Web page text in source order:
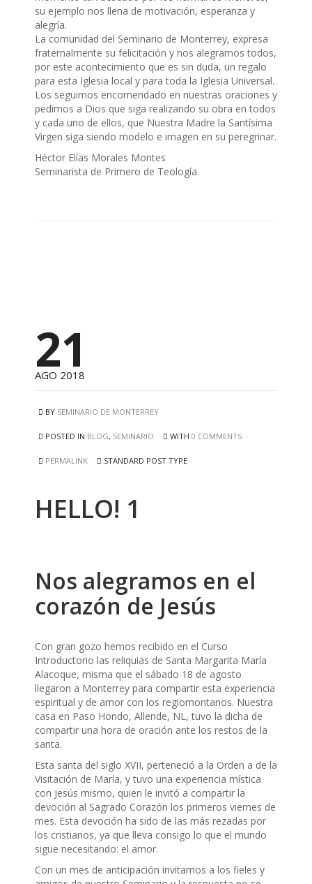
su ejemplo nos llena de motivación, esperanza y
alegría.
La comunidad del Seminario de Monterrey, expresa
fraternalmente su felicitación y nos alegramos todos,
por este acontecimiento que es sin duda, un regalo
para esta Iglesia local y para toda la Iglesia Universal.
Los seguimos encomendado en nuestras oraciones y
pedimos a Dios que siga realizando su obra en todos
y cada uno de ellos, que Nuestra Madre la Santísima
Virgen siga siendo modelo e imagen en su peregrinar.
Héctor Elías Morales Montes
Seminarista de Primero de Teología.
21
AGO 2018
BY SEMINARIO DE MONTERREY
POSTED IN BLOG, SEMINARIO WITH 0 COMMENTS
PERMALINK STANDARD POST TYPE
HELLO! 1
Nos alegramos en el
corazón de Jesús
Con gran gozo hemos recibido en el Curso
Introductorio las reliquias de Santa Margarita María
Alacoque, misma que el sábado 18 de agosto
llegaron a Monterrey para compartir esta experiencia
espiritual y de amor con los regiomontanos. Nuestra
casa en Paso Hondo, Allende, NL, tuvo la dicha de
compartir una hora de oración ante los restos de la
santa.
Esta santa del siglo XVII, perteneció a la Orden a de la
Visitación de María, y tuvo una experiencia mística
con Jesús mismo, quien le invitó a compartir la
devoción al Sagrado Corazón los primeros viernes de
mes. Esta devoción ha sido de las más rezadas por
los cristianos, ya que lleva consigo lo que el mundo
sigue necesitando: el amor.
Con un mes de anticipación invitamos a los fieles y